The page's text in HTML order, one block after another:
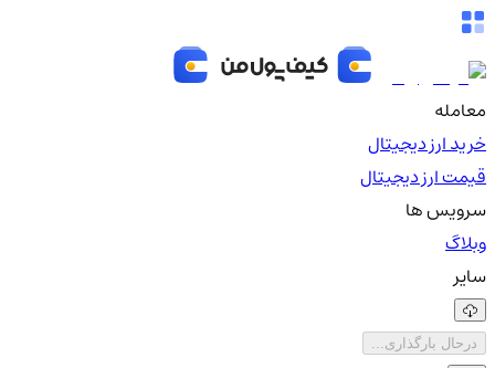
معامله
خرید ارز دیجیتال
قیمت ارز دیجیتال
سرویس ها
وبلاگ
سایر
درحال بارگذاری...